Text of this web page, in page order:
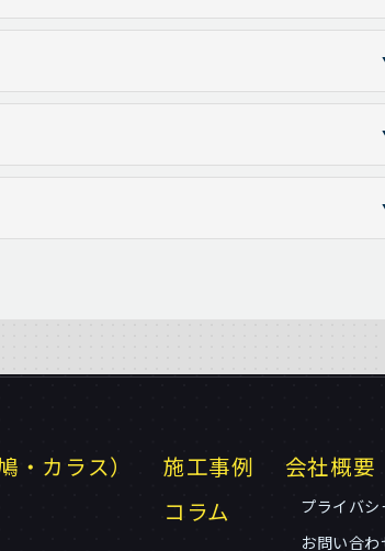
・カラス）
施工事例
コラム
会社概要
プライバ
お問い合わ